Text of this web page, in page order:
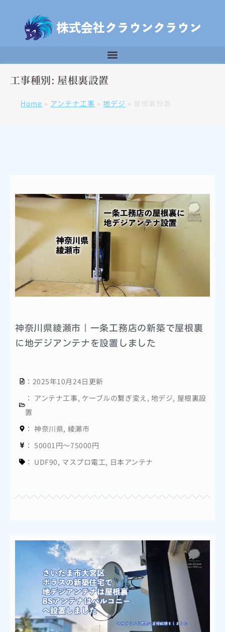
工事種別: 屋根裏設置
Home » アンテナ工事 »地デジ »
神奈川県綾瀬市｜一条工務店の新築で屋根裏
に地デジアンテナを設置しました
：2025年10月24日更新
： アンテナ工事, ケーブルの繋ぎ変え , 地デジ, 屋根裏設
置
： 神奈川県, 綾瀬市
： 50001円～75000円
： UDF90, マスプロ電工, 日本アンテナ